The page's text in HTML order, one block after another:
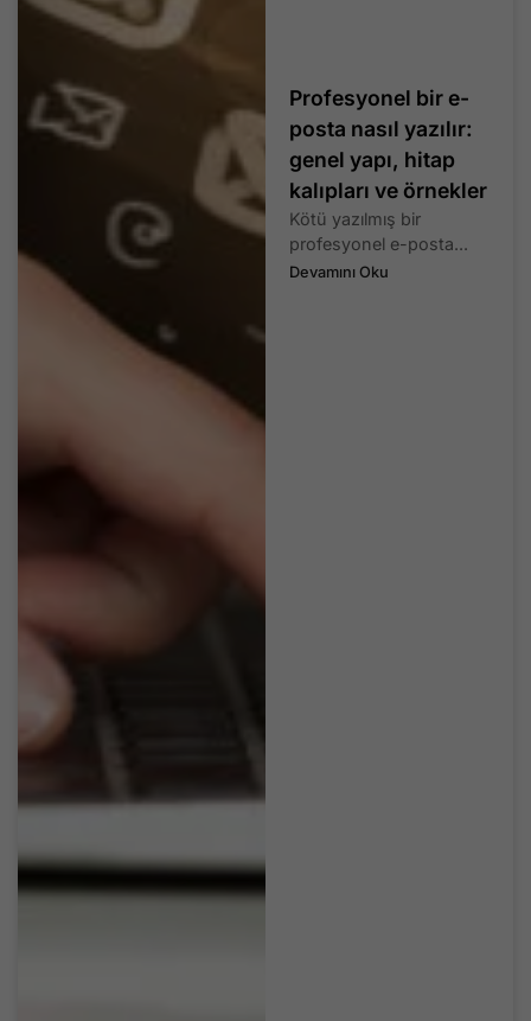
Profesyonel bir e-
posta nasıl yazılır:
genel yapı, hitap
kalıpları ve örnekler
Kötü yazılmış bir
profesyonel e-posta...
Devamını Oku